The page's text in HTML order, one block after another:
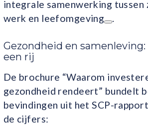
integrale samenwerking tussen
werk en leefomgeving
.
Gezondheid en
een rij
De brochure “Waarom
gezondheid rendeert” bundelt
bevindingen uit het SCP-
de cijfers: